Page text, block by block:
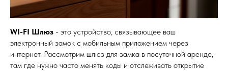
WI-FI Шлюз - это устройство, связывающее ваш
электронный замок с мобильным приложением через
интернет. Рассмотрим шлюз для замка в посуточной аренде,
там где нужно часто менять коды и отслеживать открытие